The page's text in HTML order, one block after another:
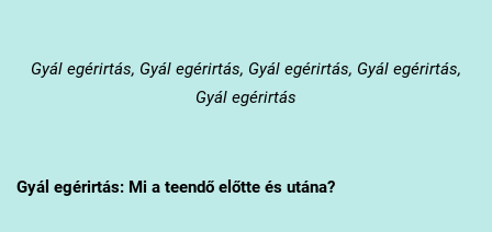
Gyál egérirtás, Gyál egérirtás, Gyál egérirtás, Gyál egérirtás,
Gyál egérirtás
Gyál egérirtás: Mi a teendő előtte és utána?